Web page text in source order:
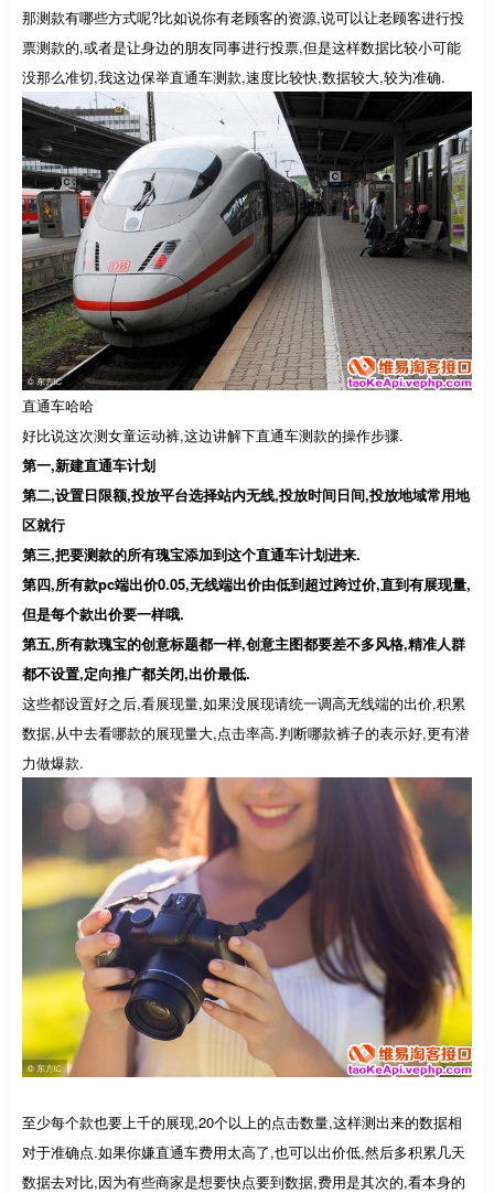
那测款有哪些方式呢?比如说你有老顾客的资源,说可以让老顾客进行投
票测款的,或者是让身边的朋友同事进行投票,但是这样数据比较小可能
没那么准切,我这边保举直通车测款,速度比较快,数据较大,较为准确.
直通车哈哈
好比说这次测女童运动裤,这边讲解下直通车测款的操作步骤.
第一,新建直通车计划
第二,设置日限额,投放平台选择站内无线,投放时间日间,投放地域常用地
区就行
第三,把要测款的所有瑰宝添加到这个直通车计划进来.
第四,所有款pc端出价0.05,无线端出价由低到超过跨过价,直到有展现量,
但是每个款出价要一样哦.
第五,所有款瑰宝的创意标题都一样,创意主图都要差不多风格,精准人群
都不设置,定向推广都关闭,出价最低.
这些都设置好之后,看展现量,如果没展现请统一调高无线端的出价,积累
数据,从中去看哪款的展现量大,点击率高.判断哪款裤子的表示好,更有潜
力做爆款.
至少每个款也要上千的展现,20个以上的点击数量,这样测出来的数据相
对于准确点.如果你嫌直通车费用太高了,也可以出价低,然后多积累几天
数据去对比,因为有些商家是想要快点要到数据,费用是其次的,看本身的